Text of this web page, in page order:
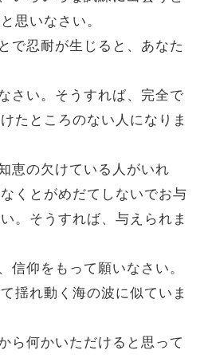
思いなさい。
で忍耐が生じると、あなた
さい。そうすれば、完全で
たところのない人になりま
恵の欠けている人がいれ
くとがめだてしないでお与
。そうすれば、与えられま
信仰をもって願いなさい。
揺れ動く海の波に似ていま
ら何かいただけると思って